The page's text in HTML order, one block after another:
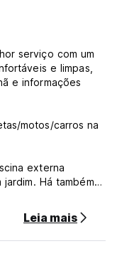
serviço com um
​​e limpas,
e informações
motos/carros na
externa
Há também
como master
de bicicleta
passeios de
Leia mais